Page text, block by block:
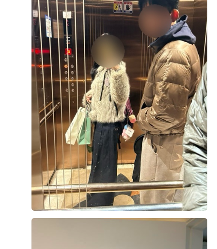
+8
안녕하세요, 이번에 더 베니르에서 당일 계약하고 온 후기
를 작성하려고 합니다. 저는 원래 어두운 홀에 비즈가 쾅쾅
박힌 드레스를 입을 것이라는 강한 생각을 갖고 있었습니
다. 그런 제 생각을 바꿀만큼 베니르의 밝은 홀은 너무 마
음에 들었습니다. 발랄하고 깨끗한 느낌이기도 하고 우아
하고 깔끔한 느낌이기도 한 베니르의 홀은 어느 신부라도
가장 아름다운 주인공으로 만들어 주기에 충분하다고 생각
했습니다. 저는 이번에 결혼식을 준비하면서 거의 10곳에
가까운 홀투어를 진행했음에도 불구하고 더베니르는 저 뿐
만아니라 예랑이의 마음까지 사로잡아 버렸습니다. 당일
계약을 진행할만큼 모든 부분에서 만족스러웠습니다. 상담
더 보기
후기가 도움이 되었나요? 0